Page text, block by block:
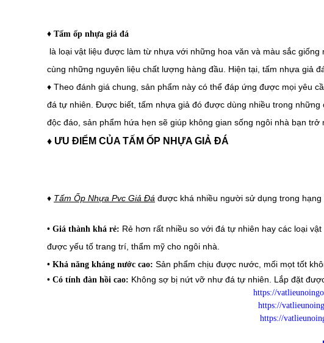
♦ Tấm ốp nhựa giả đá
là loại vật liệu được làm từ nhựa với những hoa văn và màu sắc
cùng những nguyên liệu chất lượng hàng đầu. Hiện tại, tấm nhựa giả
♦ Theo đánh giá chung, sản phẩm này có thể đáp ứng được mọi yêu
đá tự nhiên. Được biết, tấm nhựa giả đó được dùng nhiều trong
độc đáo, sản phẩm hứa hẹn sẽ giúp không gian sống ngôi nhà bạn
♦ ƯU ĐIỂM CỦA TẤM ỐP NHỰA GIẢ ĐÁ
♦ Tấm Ốp Nhựa Pvc Giả Đá được khá nhiều người sử dụng trong
• Giá thành khá rẻ: Rẻ hơn rất nhiều so với đá tự nhiên hay các loại
được yếu tố trang trí, thẩm mỹ cho ngôi nhà.
• Khả năng kháng nước cao: Sản phẩm chịu được nước, mối mọt tốt
• Có tính đàn hồi cao: Không sợ bị nứt vỡ như đá tự nhiên. Lắp đặt
https://
https://
https://